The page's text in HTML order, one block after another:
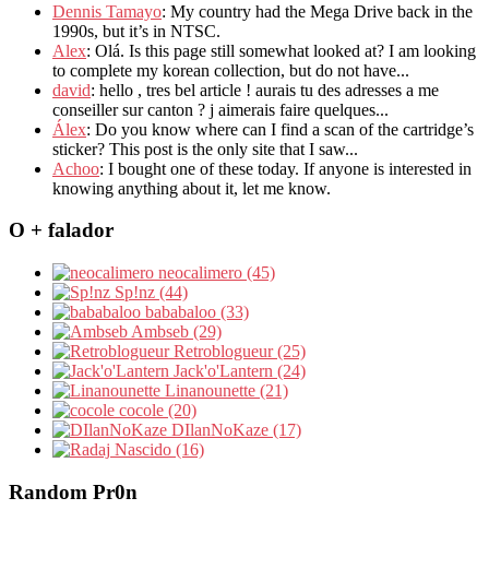
Dennis Tamayo: My country had the Mega Drive back in the
1990s, but it’s in NTSC.
Alex: Olá. Is this page still somewhat looked at? I am looking
to complete my korean collection, but do not have...
david: hello , tres bel article ! aurais tu des adresses a me
conseiller sur canton ? j aimerais faire quelques...
Álex: Do you know where can I find a scan of the cartridge’s
sticker? This post is the only site that I saw...
Achoo: I bought one of these today. If anyone is interested in
knowing anything about it, let me know.
O + falador
neocalimero (45)
Sp!nz (44)
bababaloo (33)
Ambseb (29)
Retroblogueur (25)
Jack'o'Lantern (24)
Linanounette (21)
cocole (20)
DIlanNoKaze (17)
Nascido (16)
Random Pr0n